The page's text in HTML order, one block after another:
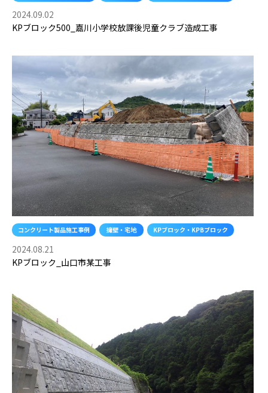
2024.09.02
KPブロック500_嘉川小学校放課後児童クラブ造成工事
コンクリート製品施工事例 擁壁・宅地 KPブロック・KPBブロック
2024.08.21
KPブロック_山口市某工事